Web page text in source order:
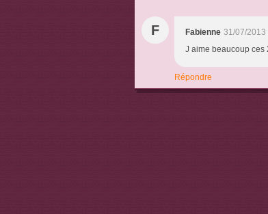
F Fabienne 31/07/2013
J aime beaucoup ces
Répondre